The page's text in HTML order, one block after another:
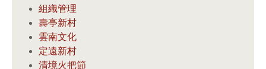
組織管理
壽亭新村
雲南文化
定遠新村
清境火把節